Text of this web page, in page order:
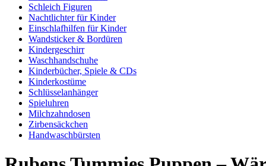
Schleich Figuren
Nachtlichter für Kinder
Einschlafhilfen für Kinder
Wandsticker & Bordüren
Kindergeschirr
Waschhandschuhe
Kinderbücher, Spiele & CDs
Kinderkostüme
Schlüsselanhänger
Spieluhren
Milchzahndosen
Zirbensäckchen
Handwaschbürsten